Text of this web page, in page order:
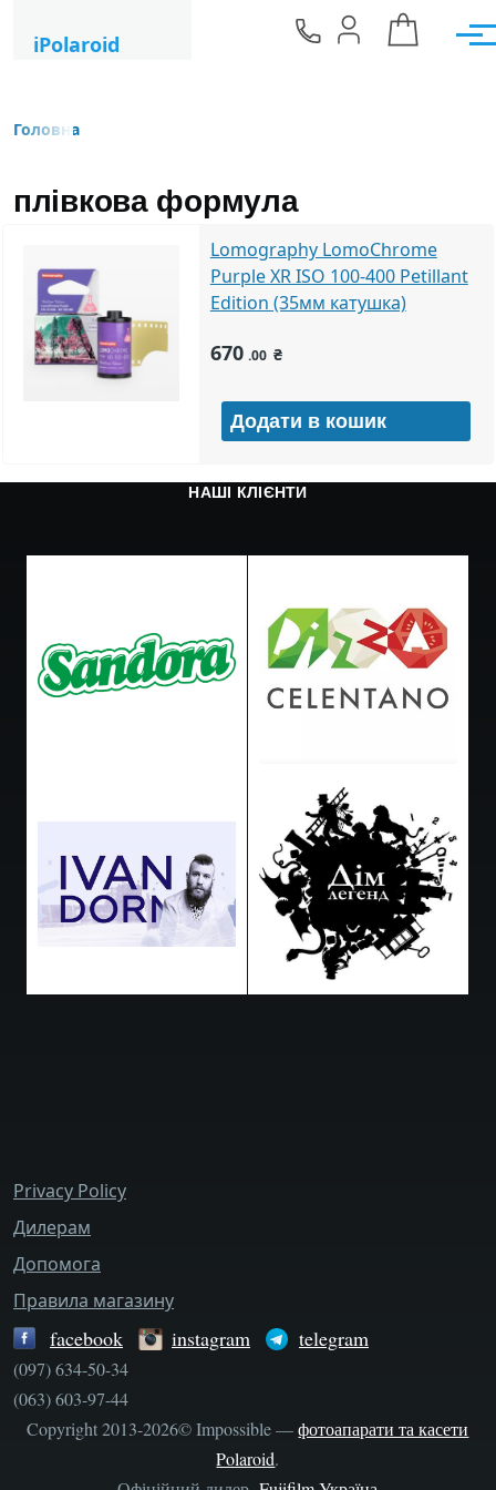
iPolaroid
Рядок навіґації
Головна
плівкова формула
Lomography LomoChrome
Purple XR ISO 100-400 Petillant
Edition (35мм катушка)
670 .00 ₴
НАШІ КЛІЄНТИ
bottom_menu
Privacy Policy
Дилерам
Допомога
Правила магазину
facebook instagram telegram
(097) 634-50-34
(063) 603-97-44
Copyright 2013-2026© Impossible —фотоапарати та касети
Polaroid.